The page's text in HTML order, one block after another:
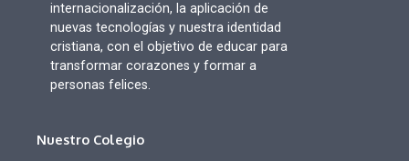
internacionalización, la aplicación de
nuevas tecnologías y nuestra identidad
cristiana, con el objetivo de educar para
transformar corazones y formar a
personas felices.
Nuestro Colegio